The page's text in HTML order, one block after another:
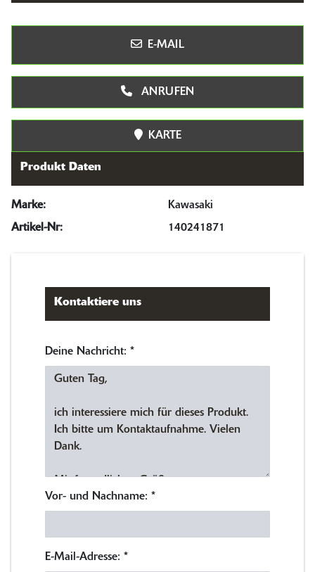
E-MAIL
ANRUFEN
KARTE
Produkt Daten
Marke:
Kawasaki
Artikel-Nr:
140241871
Kontaktiere uns
Deine Nachricht: *
Vor- und Nachname: *
E-Mail-Adresse: *